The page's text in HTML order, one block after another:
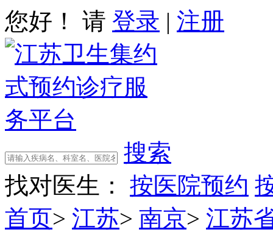
您好！ 请 登录 | 注册
搜索
找对医生：
按医院预约
首页> 江苏> 南京> 江苏